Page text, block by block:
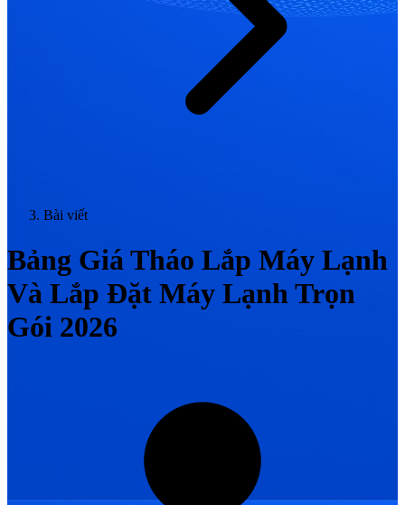
Bài viết
Bảng Giá Tháo Lắp Máy Lạnh
Và Lắp Đặt Máy Lạnh Trọn
Gói 2026